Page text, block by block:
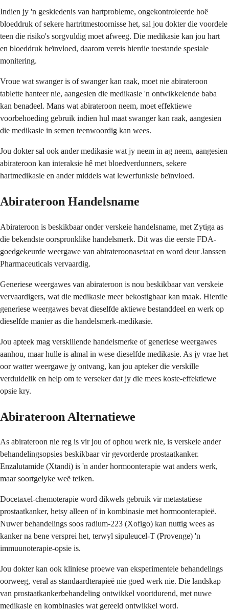
Indien jy 'n geskiedenis van hartprobleme, ongekontroleerde hoë
bloeddruk of sekere hartritmestoornisse het, sal jou dokter die voordele
teen die risiko's sorgvuldig moet afweeg. Die medikasie kan jou hart
en bloeddruk beïnvloed, daarom vereis hierdie toestande spesiale
monitering.
Vroue wat swanger is of swanger kan raak, moet nie abirateroon
tablette hanteer nie, aangesien die medikasie 'n ontwikkelende baba
kan benadeel. Mans wat abirateroon neem, moet effektiewe
voorbehoeding gebruik indien hul maat swanger kan raak, aangesien
die medikasie in semen teenwoordig kan wees.
Jou dokter sal ook ander medikasie wat jy neem in ag neem, aangesien
abirateroon kan interaksie hê met bloedverdunners, sekere
hartmedikasie en ander middels wat lewerfunksie beïnvloed.
Abirateroon Handelsname
Abirateroon is beskikbaar onder verskeie handelsname, met Zytiga as
die bekendste oorspronklike handelsmerk. Dit was die eerste FDA-
goedgekeurde weergawe van abirateroonasetaat en word deur Janssen
Pharmaceuticals vervaardig.
Generiese weergawes van abirateroon is nou beskikbaar van verskeie
vervaardigers, wat die medikasie meer bekostigbaar kan maak. Hierdie
generiese weergawes bevat dieselfde aktiewe bestanddeel en werk op
dieselfde manier as die handelsmerk-medikasie.
Jou apteek mag verskillende handelsmerke of generiese weergawes
aanhou, maar hulle is almal in wese dieselfde medikasie. As jy vrae het
oor watter weergawe jy ontvang, kan jou apteker die verskille
verduidelik en help om te verseker dat jy die mees koste-effektiewe
opsie kry.
Abirateroon Alternatiewe
As abirateroon nie reg is vir jou of ophou werk nie, is verskeie ander
behandelingsopsies beskikbaar vir gevorderde prostaatkanker.
Enzalutamide (Xtandi) is 'n ander hormoonterapie wat anders werk,
maar soortgelyke weë teiken.
Docetaxel-chemoterapie word dikwels gebruik vir metastatiese
prostaatkanker, hetsy alleen of in kombinasie met hormoonterapieë.
Nuwer behandelings soos radium-223 (Xofigo) kan nuttig wees as
kanker na bene versprei het, terwyl sipuleucel-T (Provenge) 'n
immuunoterapie-opsie is.
Jou dokter kan ook kliniese proewe van eksperimentele behandelings
oorweeg, veral as standaardterapieë nie goed werk nie. Die landskap
van prostaatkankerbehandeling ontwikkel voortdurend, met nuwe
medikasie en kombinasies wat gereeld ontwikkel word.